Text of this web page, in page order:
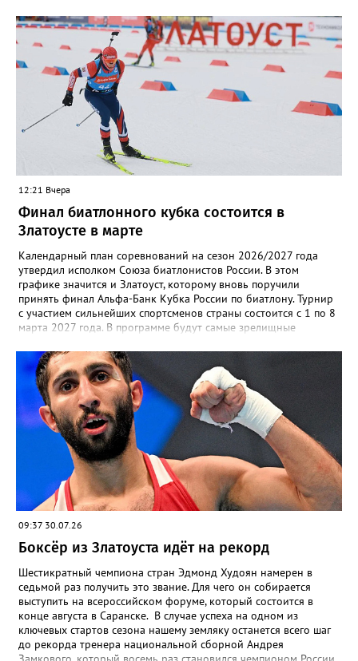
земляк, это три золота Ксении Нагаевой и Екатерины
Дроздовой из Челябинска, бронза представительницы Миасса
Ирины Зобковой и челябинца Сергея Лютова. Ещё одну
бронзу в общую копилку положила чемпионка турнира
Екатерина Дроздова.
12:21 Вчера
Финал биатлонного кубка состоится в
Златоусте в марте
Календарный план соревнований на сезон 2026/2027 года
утвердил исполком Союза биатлонистов России. В этом
графике значится и Златоуст, которому вновь поручили
принять финал Альфа-Банк Кубка России по биатлону. Турнир
с участием сильнейших спортсменов страны состоится с 1 по 8
марта 2027 года. В программе будут самые зрелищные
09:37 30.07.26
Боксёр из Златоуста идёт на рекорд
Шестикратный чемпиона стран Эдмонд Худоян намерен в
седьмой раз получить это звание. Для чего он собирается
выступить на всероссийском форуме, который состоится в
конце августа в Саранске. В случае успеха на одном из
ключевых стартов сезона нашему земляку останется всего шаг
до рекорда тренера национальной сборной Андрея